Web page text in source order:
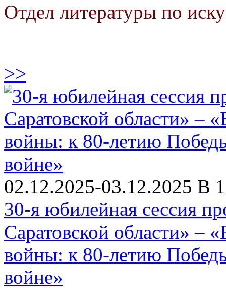
Отдел литературы по
>>
02.12.2025-03.12.2025 В
30-я юбилейная сессия
Саратовской области» –
войны: к 80-летию
войне»